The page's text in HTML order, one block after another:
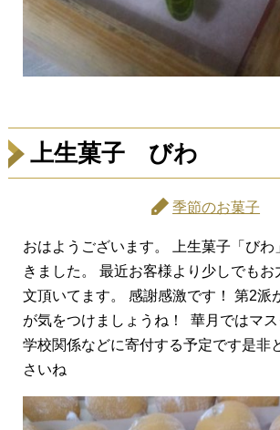
上生菓子 びわ
季節のお菓子
おはようございます。 上生菓子「びわ
きました。 最近お客様より少しでもお
文頂いてます。 感謝感激です！ 第2派
が気をつけましょうね！ 華月ではマス
学校関係などに寄付する予定です是非
さいね